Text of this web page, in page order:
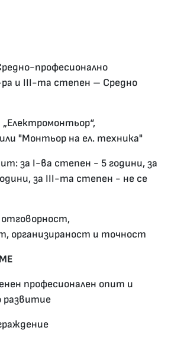
професионално
ра и III-та степен – Средно
"Монтьор на ел. техника"
за I-ва степен - 5 години, за
за III-та степен - не се
организираност и точност
професионален опит и
развитие